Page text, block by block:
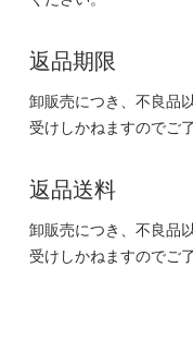
返品期限
卸販売につき、不良品
受けしかねますのでご
返品送料
卸販売につき、不良品
受けしかねますのでご